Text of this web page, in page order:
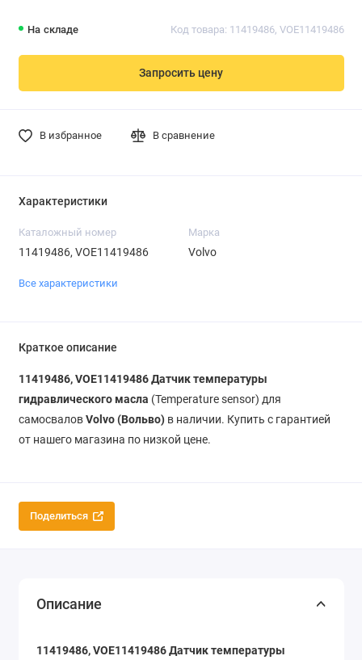
На складе Код товара: 11419486, VOE11419486
Запросить цену
В избранное В сравнение
Характеристики
Каталожный номер
11419486, VOE11419486
Марка
Volvo
Все характеристики
Краткое описание
11419486, VOE11419486 Датчик температуры
гидравлического масла (Temperature sensor) для
самосваловVolvo (Вольво)в наличии. Купить с гарантией
от нашего магазина по низкой цене.
Поделиться
Описание
11419486, VOE11419486 Датчик температуры